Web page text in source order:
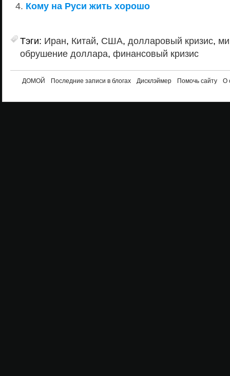
Кому на Руси жить хорошо
Тэги: Иран, Китай, США, долларовый кризис,
обрушение доллара, финансовый кризис
ДОМОЙ Последние записи в блогах Дисклэймер Помочь сайту О